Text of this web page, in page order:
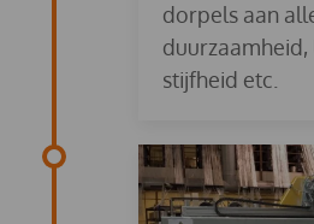
dorpels aan
stijfheid etc.